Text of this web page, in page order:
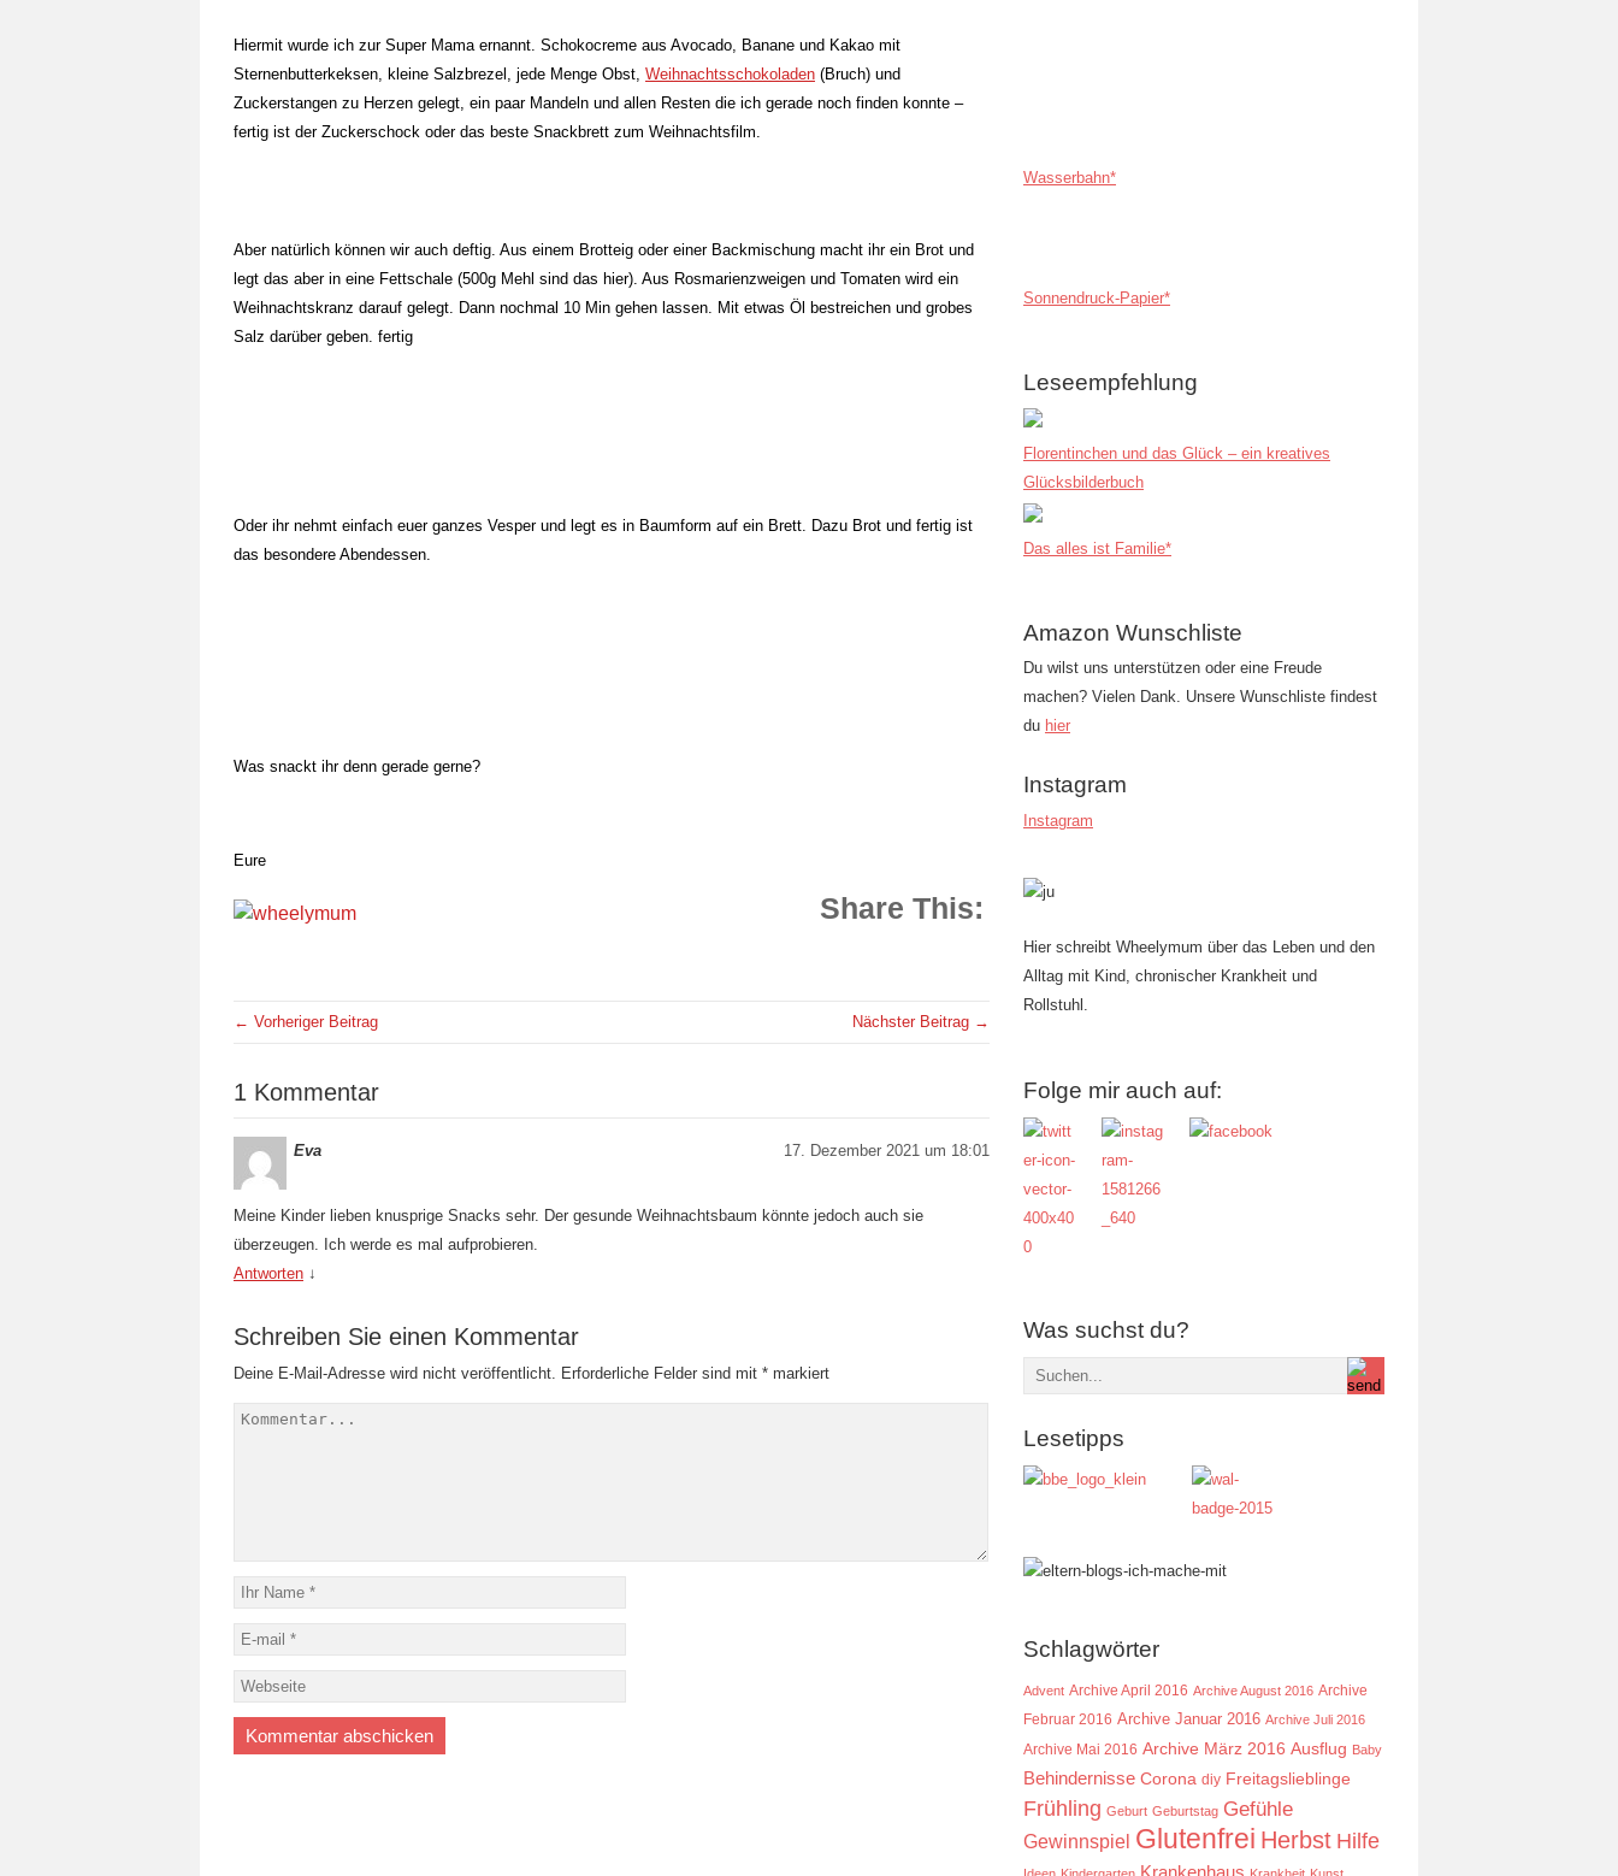
Hiermit wurde ich zur Super Mama ernannt. Schokocreme aus Avocado, Banane und Kakao mit
Sternenbutterkeksen, kleine Salzbrezel, jede Menge Obst, Weihnachtsschokoladen (Bruch) und
Zuckerstangen zu Herzen gelegt, ein paar Mandeln und allen Resten die ich gerade noch finden konnte –
fertig ist der Zuckerschock oder das beste Snackbrett zum Weihnachtsfilm.
Aber natürlich können wir auch deftig. Aus einem Brotteig oder einer Backmischung macht ihr ein Brot und
legt das aber in eine Fettschale (500g Mehl sind das hier). Aus Rosmarienzweigen und Tomaten wird ein
Weihnachtskranz darauf gelegt. Dann nochmal 10 Min gehen lassen. Mit etwas Öl bestreichen und grobes
Salz darüber geben. fertig
Oder ihr nehmt einfach euer ganzes Vesper und legt es in Baumform auf ein Brett. Dazu Brot und fertig ist
das besondere Abendessen.
Was snackt ihr denn gerade gerne?
Eure
Share This:
← Vorheriger Beitrag Nächster Beitrag →
1 Kommentar
Eva 17. Dezember 2021 um 18:01
Meine Kinder lieben knusprige Snacks sehr. Der gesunde Weihnachtsbaum könnte jedoch auch sie
überzeugen. Ich werde es mal aufprobieren.
Antworten ↓
Schreiben Sie einen Kommentar
Deine E-Mail-Adresse wird nicht veröffentlicht. Erforderliche Felder sind mit * markiert
Wasserbahn*
Sonnendruck-Papier*
Leseempfehlung
Florentinchen und das Glück – ein kreatives
Glücksbilderbuch
Das alles ist Familie*
Amazon Wunschliste
Du wilst uns unterstützen oder eine Freude
machen? Vielen Dank. Unsere Wunschliste findest
du hier
Instagram
Instagram
Hier schreibt Wheelymum über das Leben und den
Alltag mit Kind, chronischer Krankheit und
Rollstuhl.
Folge mir auch auf:
Was suchst du?
Lesetipps
Schlagwörter
Advent Archive April 2016 Archive August 2016 Archive
Februar 2016 Archive Januar 2016 Archive Juli 2016
Archive Mai 2016 Archive März 2016 Ausflug Baby
Behindernisse Corona diy Freitagslieblinge
Frühling Geburt Geburtstag Gefühle
Gewinnspiel Glutenfrei Herbst Hilfe
Krankenhaus